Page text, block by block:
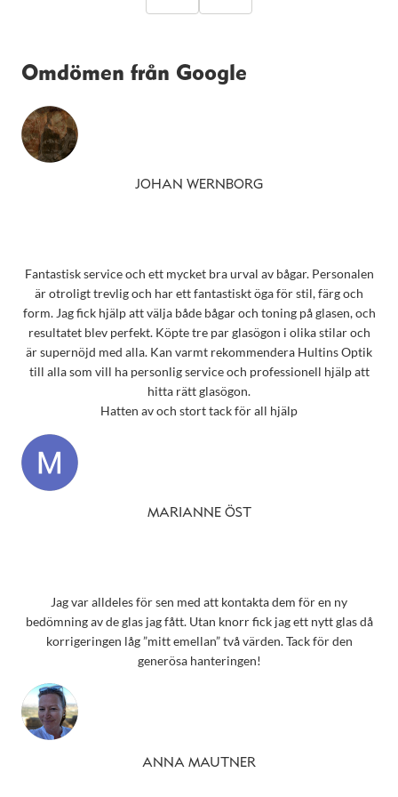
Omdömen från Google
JOHAN WERNBORG
Fantastisk service och ett mycket bra urval av bågar. Personalen
är otroligt trevlig och har ett fantastiskt öga för stil, färg och
form. Jag fick hjälp att välja både bågar och toning på glasen, och
resultatet blev perfekt. Köpte tre par glasögon i olika stilar och
är supernöjd med alla. Kan varmt rekommendera Hultins Optik
till alla som vill ha personlig service och professionell hjälp att
hitta rätt glasögon.
Hatten av och stort tack för all hjälp
MARIANNE ÖST
Jag var alldeles för sen med att kontakta dem för en ny
bedömning av de glas jag fått. Utan knorr fick jag ett nytt glas då
korrigeringen låg ”mitt emellan” två värden. Tack för den
generösa hanteringen!
ANNA MAUTNER